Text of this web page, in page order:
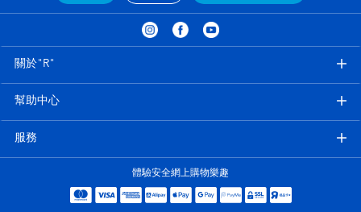
關於"R"
幫助中心
服務
體驗安全網上購物樂趣